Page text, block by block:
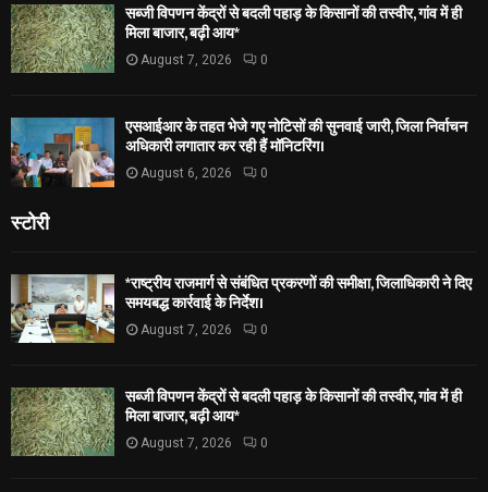
सब्जी विपणन केंद्रों से बदली पहाड़ के किसानों की तस्वीर, गांव में ही
मिला बाजार, बढ़ी आय*
August 7, 2026 0
एसआईआर के तहत भेजे गए नोटिसों की सुनवाई जारी, जिला निर्वाचन
अधिकारी लगातार कर रही हैं मॉनिटरिंग।
August 6, 2026 0
स्टोरी
*राष्ट्रीय राजमार्ग से संबंधित प्रकरणों की समीक्षा, जिलाधिकारी ने दिए
समयबद्ध कार्रवाई के निर्देश।
August 7, 2026 0
सब्जी विपणन केंद्रों से बदली पहाड़ के किसानों की तस्वीर, गांव में ही
मिला बाजार, बढ़ी आय*
August 7, 2026 0